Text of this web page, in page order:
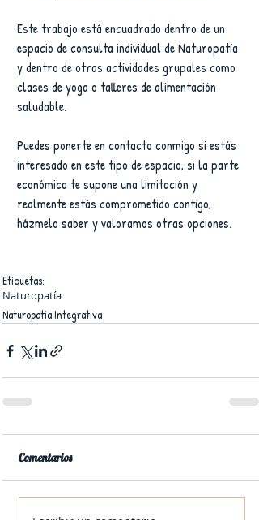
Este trabajo está encuadrado dentro de un
espacio de consulta individual de Naturopatía
y dentro de otras actividades grupales como
clases de yoga o talleres de alimentación
saludable.
Puedes ponerte en contacto conmigo si estás
interesado en este tipo de espacio, si la parte
económica te supone una limitación y
realmente estás comprometido contigo,
házmelo saber y valoramos otras opciones.
Etiquetas:
Naturopatía
Naturopatía Integrativa
Comentarios